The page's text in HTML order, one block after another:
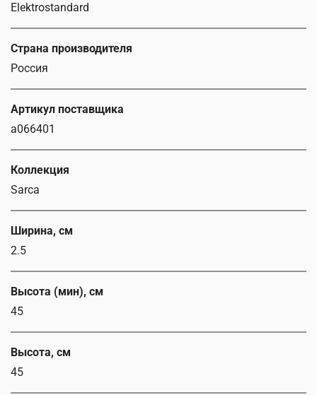
Elektrostandard
Страна производителя
Россия
Артикул поставщика
a066401
Коллекция
Sarca
Ширина, см
2.5
Высота (мин), см
45
Высота, см
45